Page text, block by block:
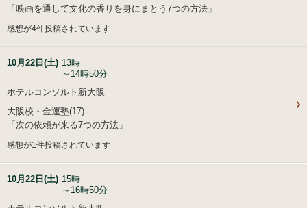
「映画を通して文化の香りを身にまとう7つの方法」
感想が4件投稿されています
10月22日(土) 13時
～14時50分
ホテルコンソルト新大阪
大阪校・金運塾(17)
「次の依頼が来る7つの方法」
感想が1件投稿されています
10月22日(土) 15時
～16時50分